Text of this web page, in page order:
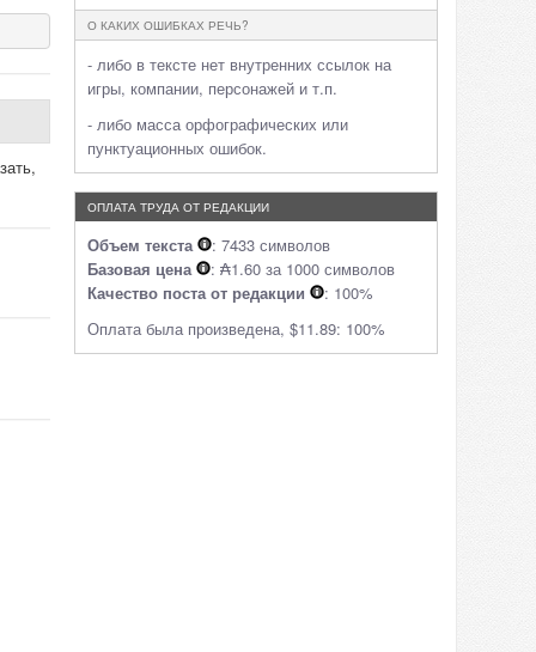
О КАКИХ ОШИБКАХ РЕЧЬ?
- либо в тексте нет внутренних ссылок на
игры, компании, персонажей и т.п.
- либо масса орфографических или
пунктуационных ошибок.
ОПЛАТА ТРУДА ОТ РЕДАКЦИИ
Объем текста
: 7433 символов
Базовая цена
: ₳1.60 за 1000 символов
Качество поста от редакции
: 100%
Оплата была произведена, $11.89: 100%